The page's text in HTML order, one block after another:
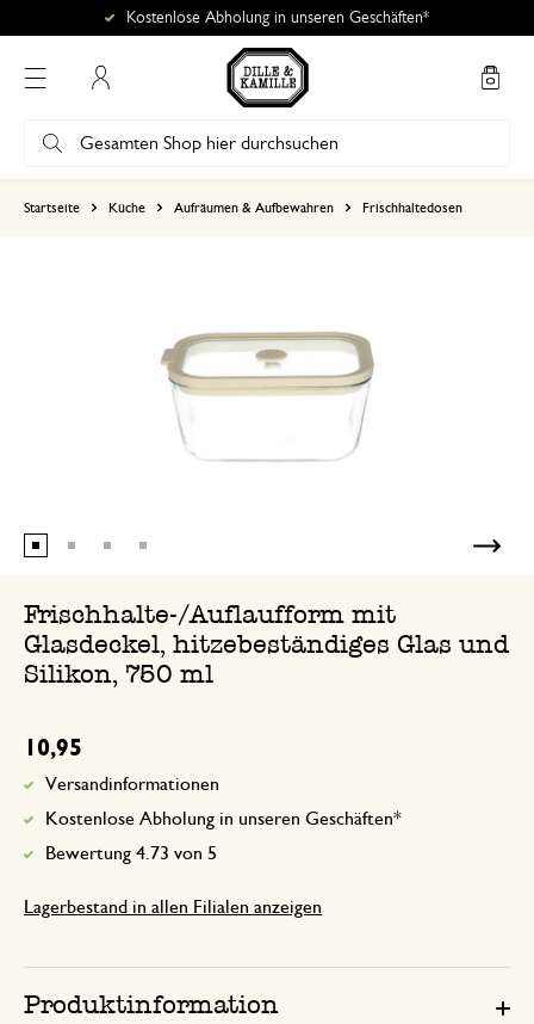
Kostenlose Abholung in unseren Geschäften*
Startseite Küche Aufräumen & Aufbewahren Frischhaltedosen
Frischhalte-/Auflaufform mit
Glasdeckel, hitzebeständiges Glas und
Silikon, 750 ml
10,95
Versandinformationen
Kostenlose Abholung in unseren Geschäften*
Bewertung 4.73 von 5
Lagerbestand in allen Filialen anzeigen
Produktinformation